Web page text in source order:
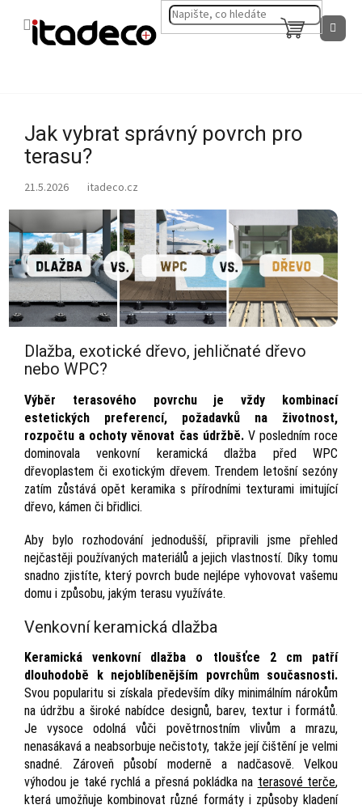
NÁKUPNÍ
KOŠÍK
Jak vybrat správný povrch pro
terasu?
21.5.2026
Dlažba, exotické dřevo, jehličnaté dřevo
nebo WPC?
Výběr terasového povrchu je vždy kombinací
estetických preferencí, požadavků na životnost,
rozpočtu a ochoty věnovat čas údržbě.V posledním roce
dominovala venkovní keramická dlažba před WPC
dřevoplastem či exotickým dřevem. Trendem letošní sezóny
zatím zůstává opět keramika s přírodními texturami imitující
dřevo, kámen či břidlici.
Aby bylo rozhodování jednodušší, připravili jsme přehled
nejčastěji používaných materiálů a jejich vlastností. Díky tomu
snadno zjistíte, který povrch bude nejlépe vyhovovat vašemu
domu i způsobu, jakým terasu využíváte.
Venkovní keramická dlažba
Keramická venkovní dlažba o tloušťce 2 cm patří
dlouhodobě k nejoblíbenějším povrchům současnosti.
Svou popularitu si získala především díky minimálním nárokům
na údržbu a široké nabídce designů, barev, textur i formátů.
Je vysoce odolná vůči povětrnostním vlivům a mrazu,
nenasákavá a neabsorbuje nečistoty, takže její čištění je velmi
snadné. Zároveň působí moderně a nadčasově. Velkou
výhodou je také rychlá a přesná pokládka na terasové terče,
která umožňuje kombinovat různé formáty i způsoby kladení